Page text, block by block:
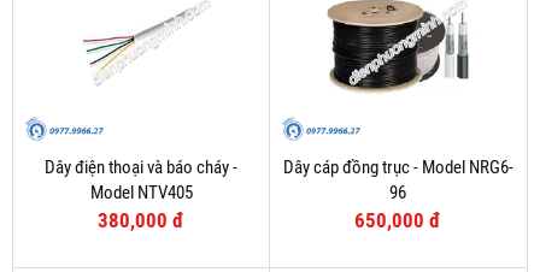
Dây điện thoại và báo cháy -
Model NTV405
380,000 đ
Dây cáp đồng trục - Model NRG6-
96
650,000 đ